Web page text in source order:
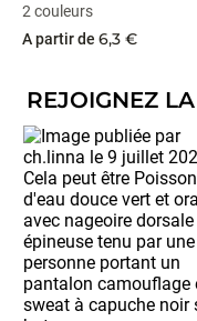
2 couleurs
A partir de 6,3 €
REJOIGNEZ